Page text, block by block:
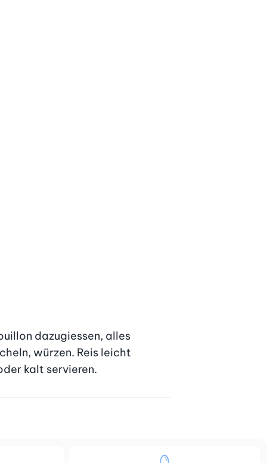
dazugiessen, alles
würzen. Reis leicht
kalt servieren.